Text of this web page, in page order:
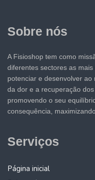
Sobre nós
A Fisioshop tem como
diferentes sectores as
potenciar e desenvolver
da dor e a recuperação
promovendo o seu
consequência,
Serviços
Página inicial